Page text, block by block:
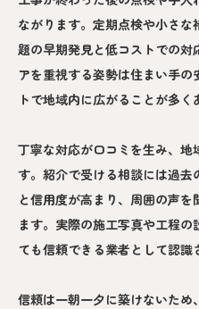
ながります。定期点検や小さ
題の早期発見と低コストでの
アを重視する姿勢は住まい手
トで地域内に広がることが多く
丁寧な対応が口コミを生み、地
す。紹介で受ける相談には過去
と信用度が高まり、周囲の声
ます。実際の施工写真や工程
ても信頼できる業者として認識
信頼は一朝一夕に築けないた